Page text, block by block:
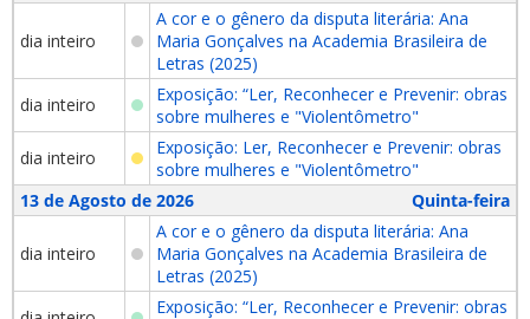
dia inteiro
A cor e o gênero da disputa literária: Ana
Maria Gonçalves na Academia Brasileira de
Letras (2025)
dia inteiro
Exposição: “Ler, Reconhecer e Prevenir: obras
sobre mulheres e "Violentômetro"
dia inteiro
Exposição: Ler, Reconhecer e Prevenir: obras
sobre mulheres e "Violentômetro"
13 de Agosto de 2026
Quinta-feira
dia inteiro
A cor e o gênero da disputa literária: Ana
Maria Gonçalves na Academia Brasileira de
Letras (2025)
Exposição: “Ler, Reconhecer e Prevenir: obras